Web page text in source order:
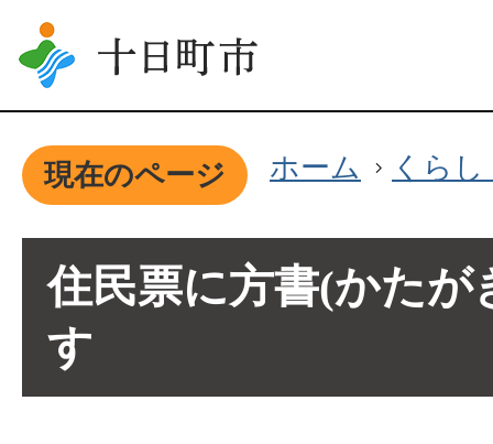
現在のページ ホーム くら
住民票に方書(かたが
す